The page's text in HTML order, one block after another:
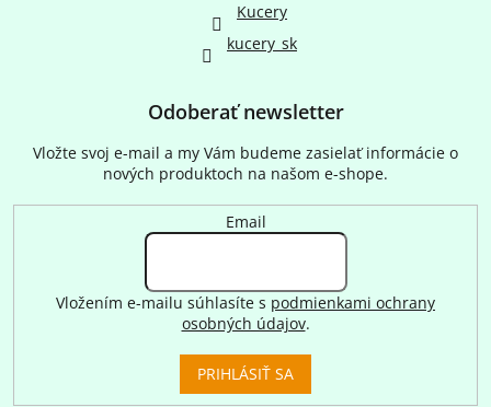
Kucery
kucery_sk
Odoberať newsletter
Vložte svoj e-mail a my Vám budeme zasielať informácie o
nových produktoch na našom e-shope.
Email
Vložením e-mailu súhlasíte s podmienkami ochrany
osobných údajov.
PRIHLÁSIŤ SA